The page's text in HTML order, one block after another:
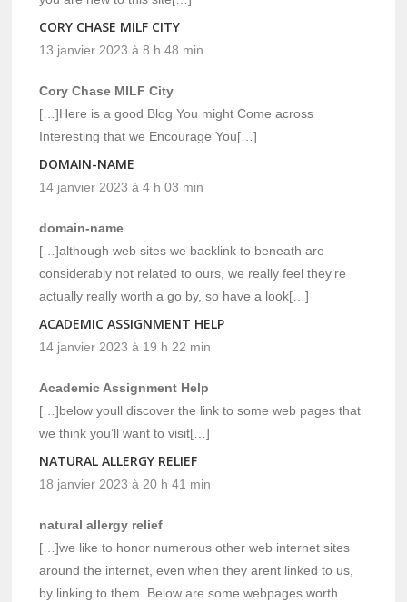
CORY CHASE MILF CITY
13 janvier 2023 à 8 h 48 min
Cory Chase MILF City
[…]Here is a good Blog You might Come across
Interesting that we Encourage You[…]
DOMAIN-NAME
14 janvier 2023 à 4 h 03 min
domain-name
[…]although web sites we backlink to beneath are
considerably not related to ours, we really feel they’re
actually really worth a go by, so have a look[…]
ACADEMIC ASSIGNMENT HELP
14 janvier 2023 à 19 h 22 min
Academic Assignment Help
[…]below youll discover the link to some web pages that
we think you’ll want to visit[…]
NATURAL ALLERGY RELIEF
18 janvier 2023 à 20 h 41 min
natural allergy relief
[…]we like to honor numerous other web internet sites
around the internet, even when they arent linked to us,
by linking to them. Below are some webpages worth